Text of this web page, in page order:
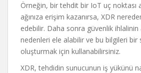
Örneğin, bir tehdit bir IoT uç noktası
ağınıza erişim kazanırsa, XDR
edebilir. Daha sonra güvenlik ihlalinin
nedenleri ele alabilir ve bu bilgileri bir
oluşturmak için kullanabilirsiniz.
XDR, tehdidin sunucunun iş yükünü